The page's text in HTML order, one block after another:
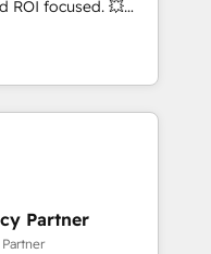
2,000+
across marketing,
ROI focused. 💥
that can help you
your teams to
and improve user
results.
your
HubSpot
teams to be
Partner